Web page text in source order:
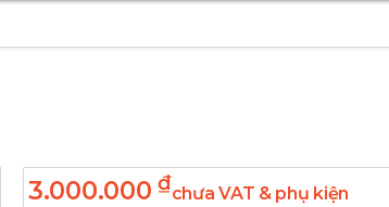
3.000.000 ₫chưa VAT & phụ kiện